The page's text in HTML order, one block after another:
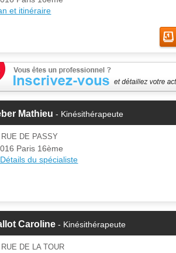
et itinéraire
Mathieu - Kinésithérapeute
Cette fiche est la propriété
d'un membre.
Si vous êtes ce membre, mettez à
jour ces informations sur votre
RUE DE PASSY
Paris 16ème
Détails du spécialiste
Caroline - Kinésithérapeute
DE LA TOUR